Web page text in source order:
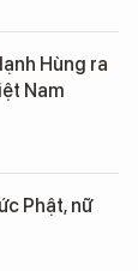
Hùng ra
Nam
Phật, nữ